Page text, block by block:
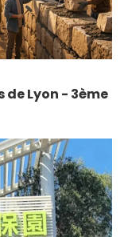
de Lyon - 3ème